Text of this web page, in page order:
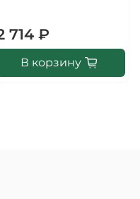
714 ₽
В корзину